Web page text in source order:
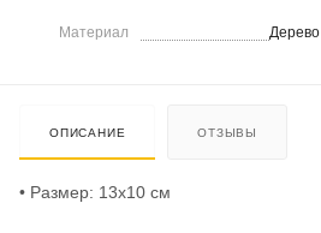
Материал Дерево
ОПИСАНИЕ ОТЗЫВЫ
• Размер: 13х10 см